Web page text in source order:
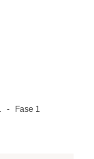
- Fase 1